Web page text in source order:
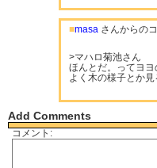
■masa さんからの
>マハロ菊池さん
ほんとだ。ってヨ
よく木の様子とか
Add Comments
コメント: